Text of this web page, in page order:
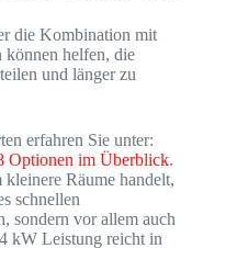
die Kombination mit
können helfen, die
und länger zu
erfahren Sie unter:
Optionen im Überblick.
Räume handelt,
schnellen
sondern vor allem auch
kW Leistung reicht in